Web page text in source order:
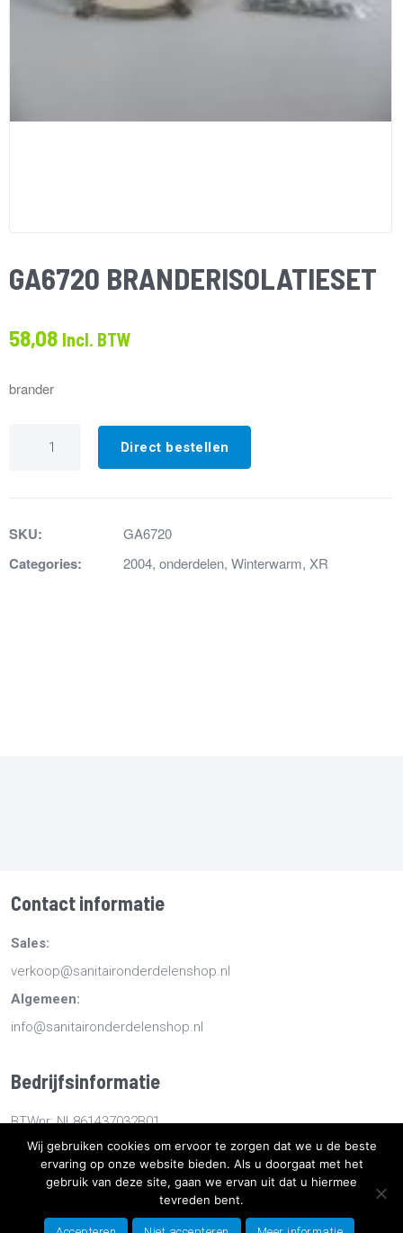
GA6720 BRANDERISOLATIESET
58,08 Incl. BTW
brander
BRANDERISOLATIESETDirect bestellen
SKU: GA6720
Categories: 2004, onderdelen, Winterwarm, XR
Contact informatie
Sales:
verkoop@sanitaironderdelenshop.nl
Algemeen:
info@sanitaironderdelenshop.nl
Bedrijfsinformatie
BTWnr: NL861437032B01
KvKnr: 78527112
Sanitaironderdelenshop.nl
Bestellen en bezorgen -Algemene voorwaarden-Sitemap
Wij gebruiken cookies om ervoor te zorgen dat we u de beste
ervaring op onze website bieden. Als u doorgaat met het
gebruik van deze site, gaan we ervan uit dat u hiermee
tevreden bent.